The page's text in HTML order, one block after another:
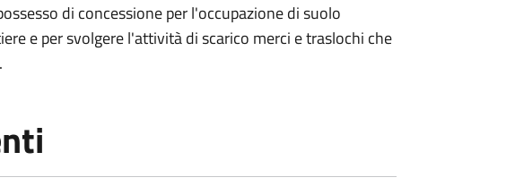
di concessione per l'occupazione di suolo
e per svolgere l'attività di scarico merci e traslochi che